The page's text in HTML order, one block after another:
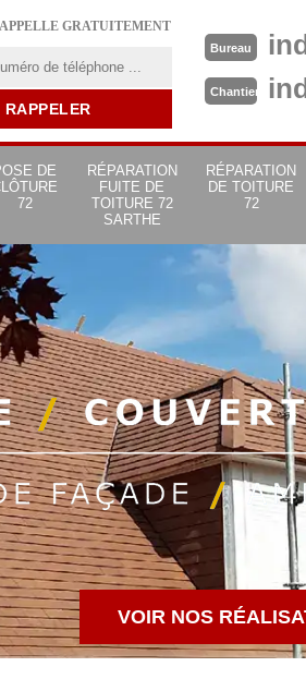
GRATUITEMENT
Bureau
Chantier
DE
72
RÉPARATION
FUITE DE
TOITURE 72
SARTHE
RÉPARATION
DE TOITURE
72
VOIR NOS